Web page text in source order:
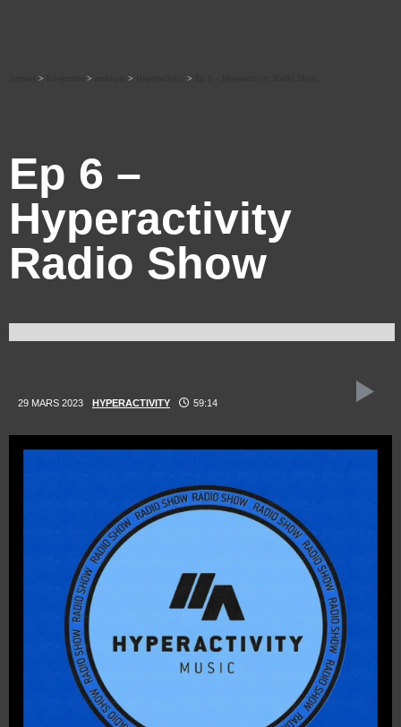
> > > >
Ep 6 –
Hyperactivity
Radio Show
29 MARS 2023 HYPERACTIVITY 59:14